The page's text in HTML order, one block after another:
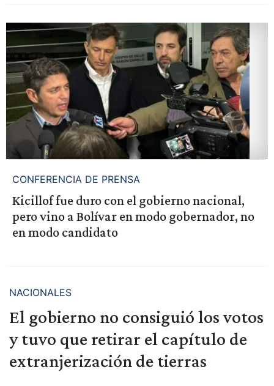
CONFERENCIA DE PRENSA
Kicillof fue duro con el gobierno nacional,
pero vino a Bolívar en modo gobernador, no
en modo candidato
NACIONALES
El gobierno no consiguió los votos
y tuvo que retirar el capítulo de
extranjerización de tierras